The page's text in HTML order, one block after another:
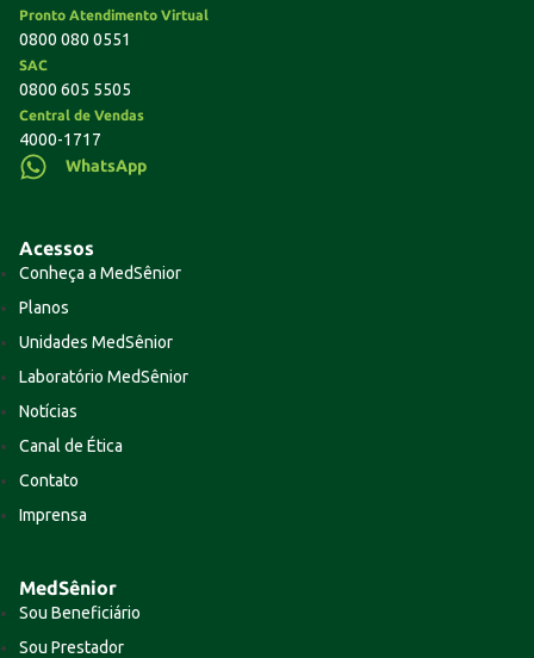
Pronto Atendimento Virtual
0800 080 0551
SAC
0800 605 5505
Central de Vendas
4000-1717
WhatsApp
Acessos
Conheça a MedSênior
Planos
Unidades MedSênior
Laboratório MedSênior
Notícias
Canal de Ética
Contato
Imprensa
MedSênior
Sou Beneficiário
Sou Prestador